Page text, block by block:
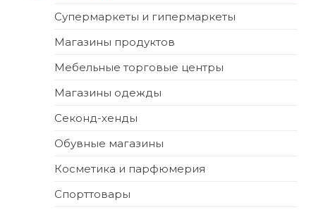
Супермаркеты и гипермаркеты
Магазины продуктов
Мебельные торговые центры
Магазины одежды
Секонд-хенды
Обувные магазины
Косметика и парфюмерия
Спорттовары